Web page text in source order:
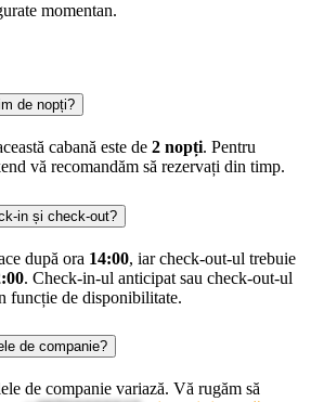
momentan.
de nopți?
cabană este de 2 nopți. Pentru
vă recomandăm să rezervați din timp.
in și check-out?
după ora 14:00, iar check-out-ul trebuie
. Check-in-ul anticipat sau check-out-ul
funcție de disponibilitate.
de companie?
de companie variază. Vă rugăm să